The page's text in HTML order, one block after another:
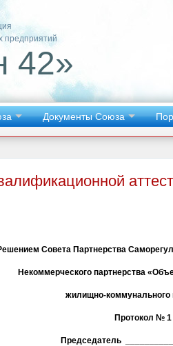
предприятий
42»
Документы Союза
Совета Партнерства
Некоммерческого партнерства
жилищно-коммунального
Протокол № 1
Председатель